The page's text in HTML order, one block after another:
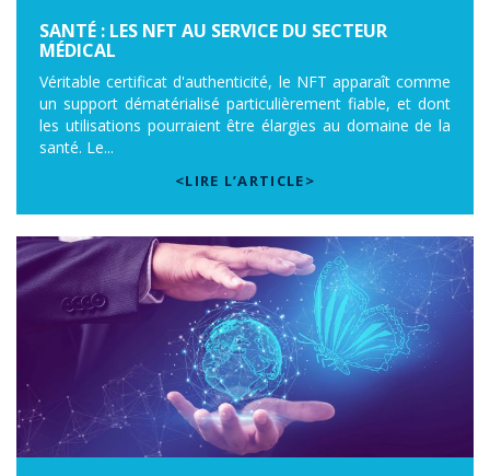
SANTÉ : LES NFT AU SERVICE DU SECTEUR
MÉDICAL
Véritable certificat d'authenticité, le NFT apparaît comme
un support dématérialisé particulièrement fiable, et dont
les utilisations pourraient être élargies au domaine de la
santé. Le...
<LIRE L’ARTICLE>